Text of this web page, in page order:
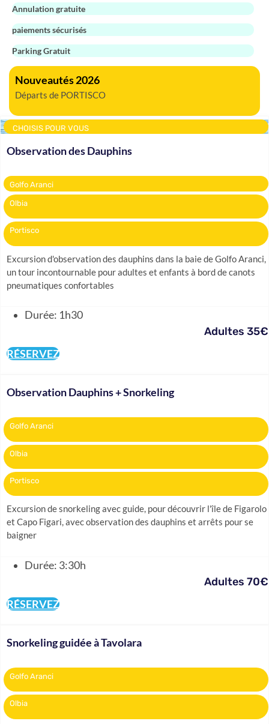
Annulation gratuite
paiements sécurisés
Parking Gratuit
Nouveautés 2026
Départs de PORTISCO
CHOISIS POUR VOUS
Observation des Dauphins
Golfo Aranci
Olbia
Portisco
Excursion d'observation des dauphins dans la baie de Golfo Aranci,
un tour incontournable pour adultes et enfants à bord de canots
pneumatiques confortables
Durée: 1h30
Adultes 35€
RÉSERVEZ
Observation Dauphins + Snorkeling
Golfo Aranci
Olbia
Portisco
Excursion de snorkeling avec guide, pour découvrir l'île de Figarolo
et Capo Figari, avec observation des dauphins et arrêts pour se
baigner
Durée: 3:30h
Adultes 70€
RÉSERVEZ
Snorkeling guidée à Tavolara
Golfo Aranci
Olbia